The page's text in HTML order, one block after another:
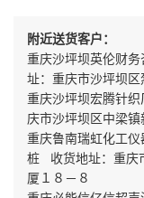
附近送货客户：
重庆沙坪坝英伦财
址：重庆市沙坪坝
重庆沙坪坝宏腾针
庆市沙坪坝区中梁镇
重庆鲁南瑞虹化工
桩 收货地址：重庆
厦１８－８